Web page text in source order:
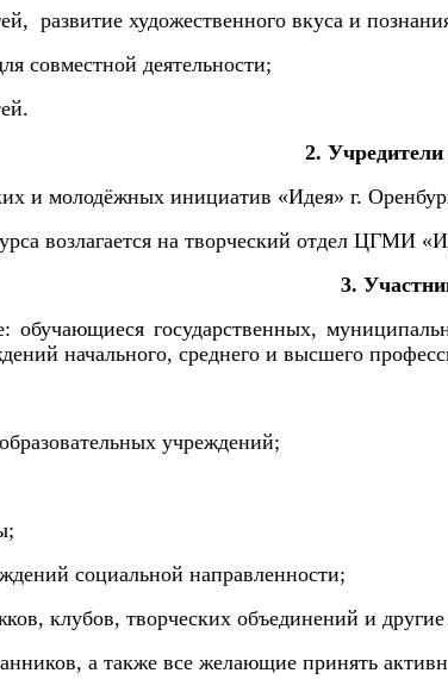
развитие художественного вкуса и
совместной деятельности;
2.
и молодёжных инициатив «Идея» г.
возлагается на творческий отдел ЦГМИ
3.
государственных,
начального, среднего и высшего
учреждений;
социальной направленности;
клубов, творческих объединений и
а также все желающие принять